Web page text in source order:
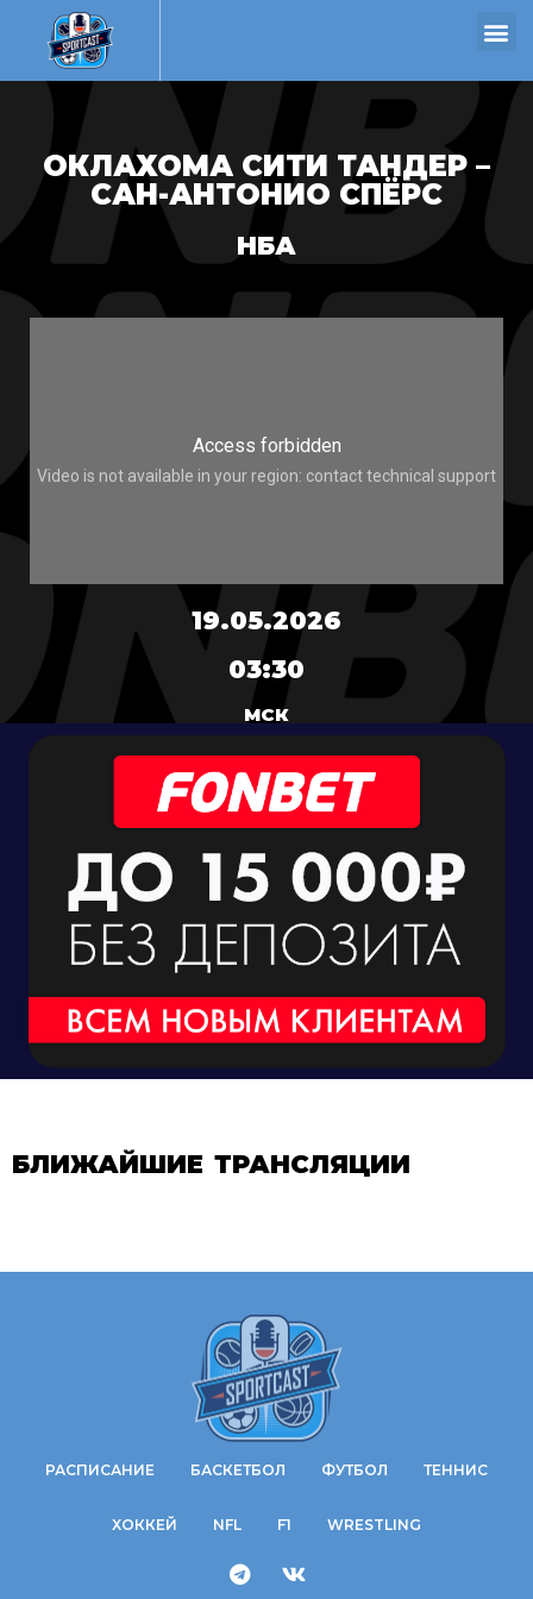
ОКЛАХОМА СИТИ ТАНДЕР –
САН-АНТОНИО СПЁРС
НБА
19.05.2026
03:30
МСК
БЛИЖАЙШИЕ ТРАНСЛЯЦИИ
РАСПИСАНИЕ БАСКЕТБОЛ ФУТБОЛ ТЕННИС
ХОККЕЙ NFL F1 WRESTLING